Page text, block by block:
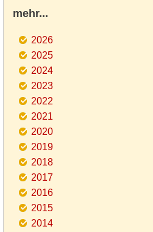
mehr...
2026
2025
2024
2023
2022
2021
2020
2019
2018
2017
2016
2015
2014